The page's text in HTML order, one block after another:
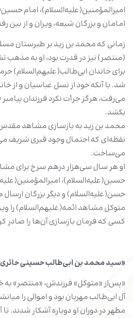
امیرالمؤمنین‌(علیه‌السلام)، امام
امامان و بزرگان شیعه، ویران و از بین
زمانی که محمد بن زید بر طبرستان
(منتصر) نیز در قدرت بود، او به مذهب
برای خاندان ابی‌طالب(علیهم‌السلام)
شد. با آنکه خود از نسل عباسیان و از
می‌رفت، هرگز جرأت نکرد فرزندان پیامبر
بکشد.
محمد بن زید به بازسازی مشاهد
نقطه‌ای که احتمال وجود قبری شریف
می‌ساخت.
او هر سال سی‌هزار درهم سرخ برای
حسین‌(علیه‌السلام)،
حسن‌(علیه‌السلام) و دیگر بزرگان
متوکل مشاهد ائمه‌(علیهم‌السلام) را
کسی که فرمان بازسازی آن‌ها را صادر
«سید محمد بن ابی‌طالب حسینی
«پس‌از «متوکل» فرزندش، «منتصر» به
آل ابی‌طالب مهربان بود و اموالی را
مطهر در دوران او دوباره آشکار شدند.